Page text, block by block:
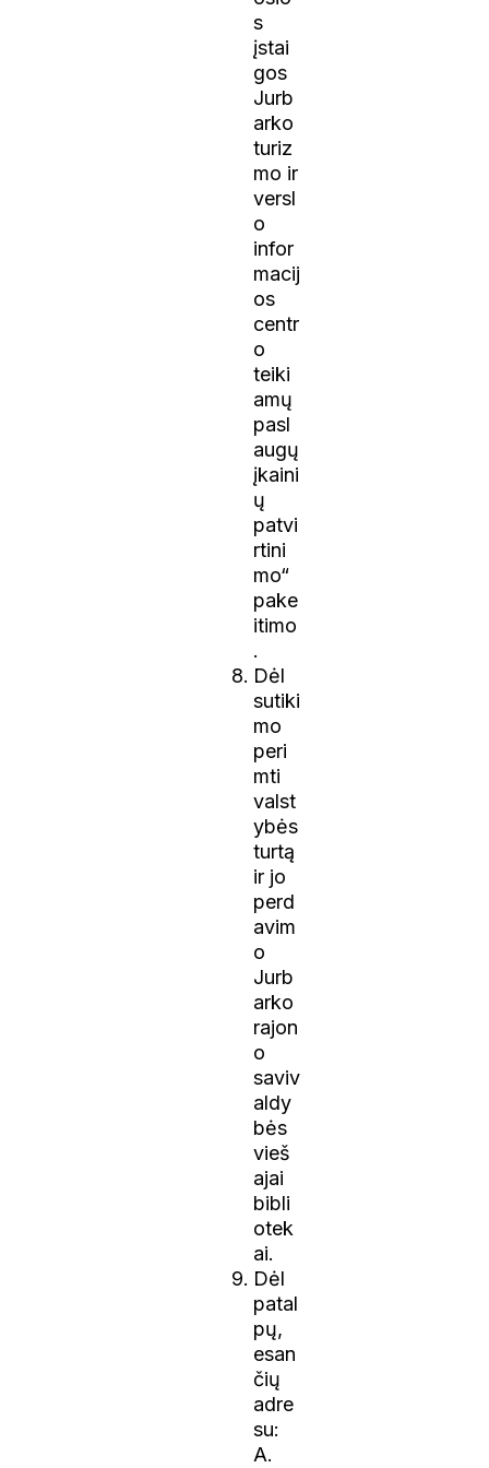
s
įstai
gos
Jurb
arko
turiz
mo ir
versl
o
infor
macij
os
centr
o
teiki
amų
pasl
augų
įkaini
ų
patvi
rtini
mo“
pake
itimo
.
Dėl
sutiki
mo
peri
mti
valst
ybės
turtą
ir jo
perd
avim
o
Jurb
arko
rajon
o
saviv
aldy
bės
vieš
ajai
bibli
otek
ai.
Dėl
patal
pų,
esan
čių
adre
su:
A.